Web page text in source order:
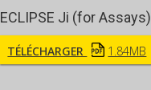
ECLIPSE Ji (for Assays)
TÉLÉCHARGER 1.84MB